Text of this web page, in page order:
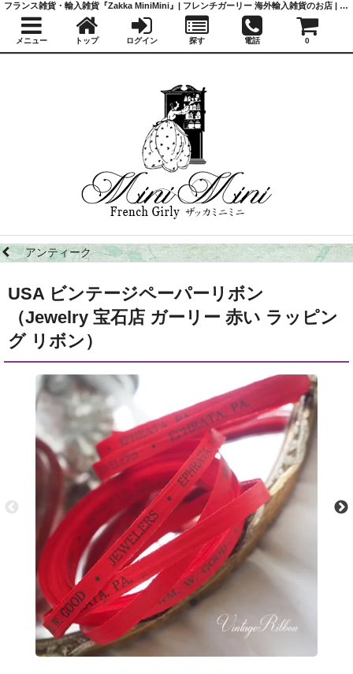
アンティーク
USA ビンテージペーパーリボン
（Jewelry 宝石店 ガーリー 赤い ラッピン
グ リボン）
フランス雑貨・輸入雑貨『Zakka MiniMini』| フレンチガーリー 海外輸入雑貨のお店 | かわいい雑貨 | 蚤の市 | アンティーク
メニュー トップ ログイン 探す 電話 0